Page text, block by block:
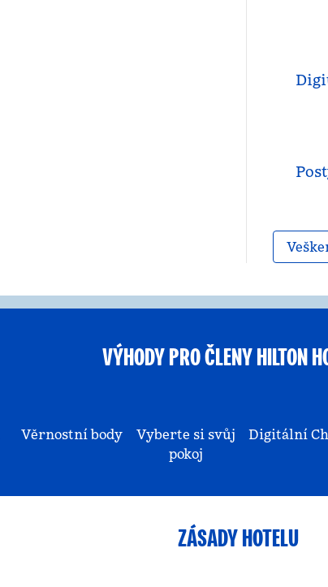
VÝHODY PRO ČLENY HILTON
Věrnostní body
Vyberte si svůj
pokoj
Digitální
ZÁSADY HOTELU